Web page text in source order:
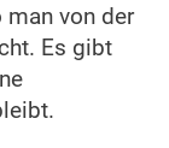
von der
Es gibt